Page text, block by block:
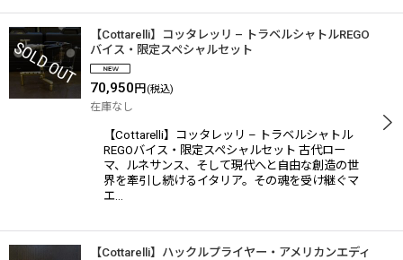
【Cottarelli】コッタレッリ – トラベルシャトルREGO
バイス・限定スペシャルセット
70,950 円 (税込)
在庫なし
【Cottarelli】コッタレッリ – トラベルシャトル
REGOバイス・限定スペシャルセット 古代ロー
マ、ルネサンス、そして現代へと自由な創造の世
界を牽引し続けるイタリア。その魂を受け継ぐマ
エ…
【Cottarelli】ハックルプライヤー・アメリカンエディ